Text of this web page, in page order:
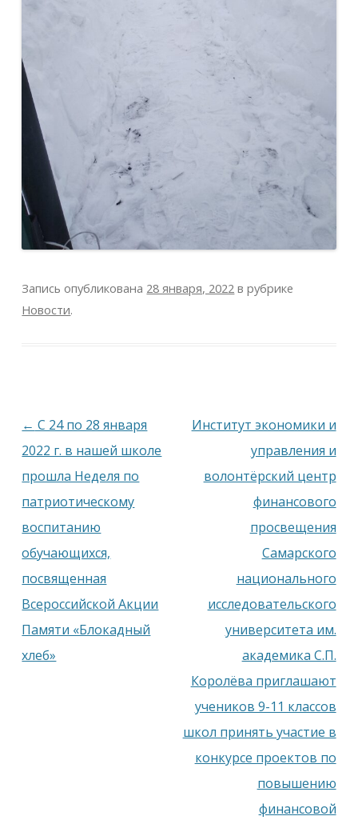
Запись опубликована 28 января, 2022 в рубрике
Новости.
Навигация
по
записям
← С 24 по 28 января
2022 г. в нашей школе
прошла Неделя по
патриотическому
воспитанию
обучающихся,
посвященная
Всероссийской Акции
Памяти «Блокадный
хлеб»
Институт экономики и
управления и
волонтёрский центр
финансового
просвещения
Самарского
национального
исследовательского
университета им.
академика С.П.
Королёва приглашают
учеников 9-11 классов
школ принять участие в
конкурсе проектов по
повышению
финансовой